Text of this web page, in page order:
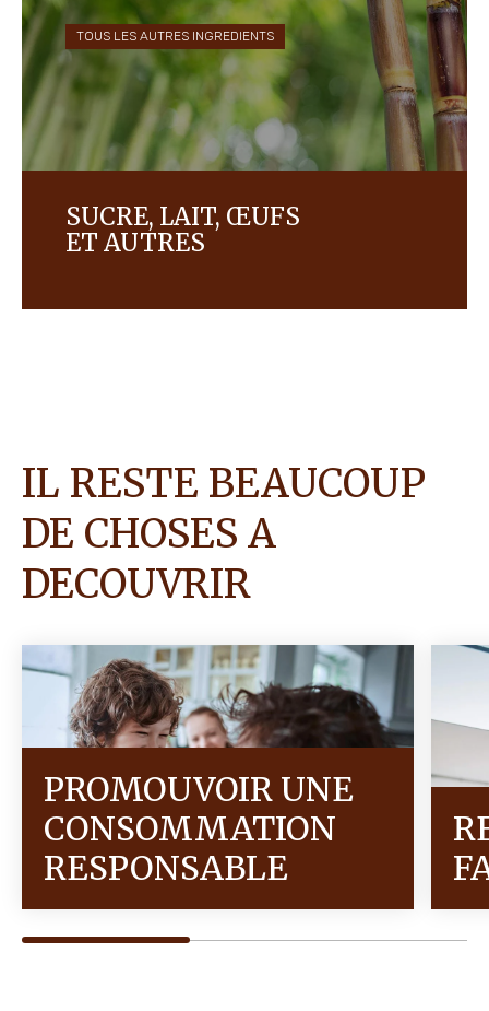
TOUS LES AUTRES INGREDIENTS
SUCRE, LAIT, ŒUFS
ET AUTRES
IL RESTE BEAUCOUP
DE CHOSES A
DECOUVRIR
PROMOUVOIR UNE
CONSOMMATION
RESPONSABLE